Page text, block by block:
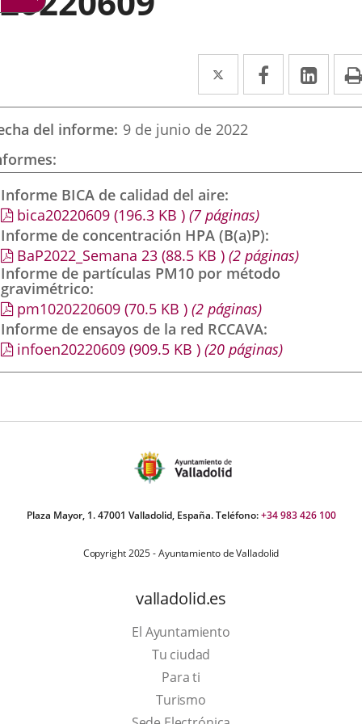
Twitter
Enlace
a
una
externa.
Facebook
Enlace
a
externa.
a
del informe 9 de junio de 2022
Informe BICA de calidad del aire
bica20220609 (196.3 KB ) (7 páginas)
Informe de concentración HPA (B(a)P)
BaP2022_Semana 23 (88.5 KB ) (2 páginas)
Informe de partículas PM10 por método
gravimétrico
pm1020220609 (70.5 KB ) (2 páginas)
Informe de ensayos de la red RCCAVA
infoen20220609 (909.5 KB ) (20 páginas)
Plaza Mayor, 1. 47001 Valladolid, España. Teléfono:+34 983 426 100
Copyright 2025 - Ayuntamiento de Valladolid
valladolid.es
El Ayuntamiento
Tu ciudad
Para ti
TurismoThis